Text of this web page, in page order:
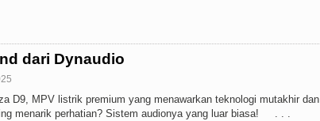
dari Dynaudio
D9, MPV listrik premium yang menawarkan teknologi mutakhir dan
menarik perhatian? Sistem audionya yang luar biasa! . . .